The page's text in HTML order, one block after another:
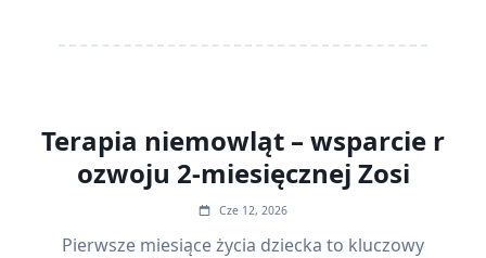
Terapia niemowląt – wsparcie r
ozwoju 2-miesięcznej Zosi
Cze 12, 2026
Pierwsze miesiące życia dziecka to kluczowy